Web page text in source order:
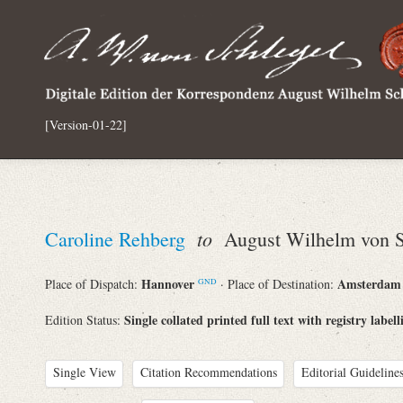
[Version-01-22]
Caroline Rehberg to August Wilhelm von
Place of Dispatch: Hannover GND · Place of Destination: Amsterdam
Edition Status: Single collated printed full text with registry
Single View Citation Recommendations Editorial